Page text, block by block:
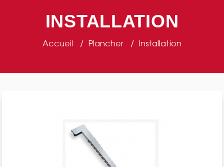
INSTALLATION
Accueil Plancher Installation